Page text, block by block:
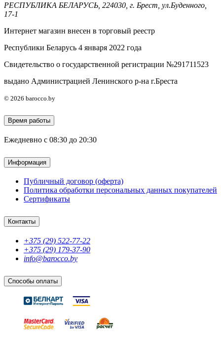
РЕСПУБЛИКА БЕЛАРУСЬ, 224030, г. Брест, ул.Буденного,
17-1
Интернет магазин внесен в торговый реестр
Республики Беларусь 4 января 2022 года
Свидетельство о государственной регистрации №291711523
выдано Администрацией Ленинского р-на г.Бреста
© 2026 barocco.by
Время работы
Ежедневно с 08:30 до 20:30
Информация
Публичный договор (оферта)
Политика обработки персональных данных покупателей
Сертификаты
Контакты
+375 (29) 522-77-22
+375 (29) 179-37-90
info@barocco.by
Способы оплаты